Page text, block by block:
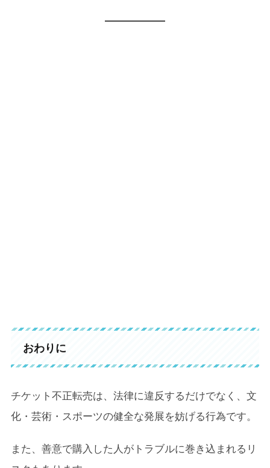
おわりに
チケット不正転売は、法律に違反するだけでなく、文
化・芸術・スポーツの健全な発展を妨げる行為です。
また、善意で購入した人がトラブルに巻き込まれるリ